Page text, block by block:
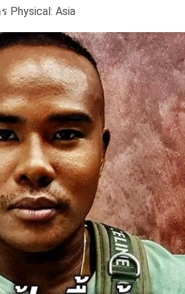
Physical: Asia